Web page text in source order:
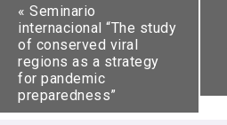
« Seminario
internacional “The study
of conserved viral
regions as a strategy
for pandemic
preparedness”